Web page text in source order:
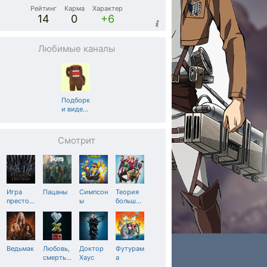
Рейтинг
14
Карма
0
Характер
+6
Любимые каналы
Подборк
и виде…
Смотрит
Игра
престо…
Пацаны
Симпсон
ы
Теория
больш…
Ведьмак
Любовь,
смерть…
Доктор
Хаус
Футурам
а